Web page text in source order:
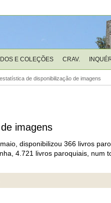
E COLEÇÕES CRAV.
de disponibilização de imagens
imagens
disponibilizou 366 livros
4.721 livros paroquiais,